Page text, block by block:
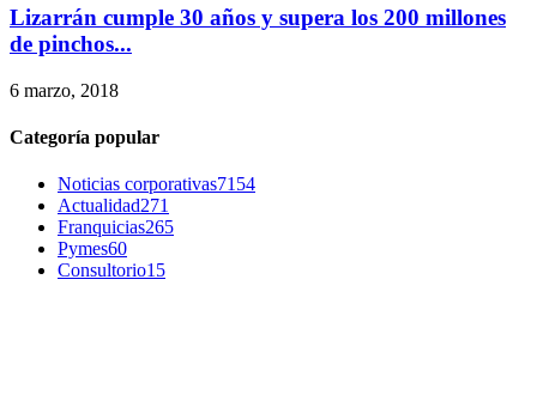
Lizarrán cumple 30 años y supera los 200 millones
de pinchos...
6 marzo, 2018
Categoría popular
Noticias corporativas7154
Actualidad271
Franquicias265
Pymes60
Consultorio15